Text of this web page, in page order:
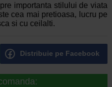
importanta stilului de viata
cea mai pretioasa, lucru pe
si cu ceilalti.
Distribuie pe Facebook